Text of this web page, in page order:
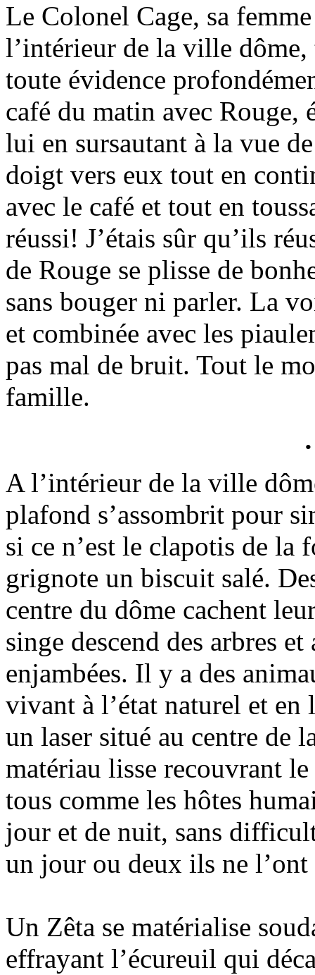
Le Colonel Cage, sa
l’intérieur de la ville dôme,
toute évidence
café du matin avec Rouge,
lui en sursautant à la vue
doigt vers eux tout en
avec le café et tout en
réussi! J’étais sûr qu’ils
de Rouge se plisse de
sans bouger ni parler. La
et combinée avec les
pas mal de bruit. Tout le
famille.
A l’intérieur de la ville
plafond s’assombrit pour
si ce n’est le clapotis de
grignote un biscuit salé.
centre du dôme cachent
singe descend des arbres
enjambées. Il y a des
vivant à l’état naturel et
un laser situé au centre de
matériau lisse recouvrant
tous comme les hôtes
jour et de nuit, sans
un jour ou deux ils ne l’ont
Un Zêta se matérialise
effrayant l’écureuil qui